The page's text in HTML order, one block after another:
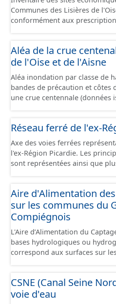
delà des prescriptions du
Communes des Lisières de
conformément aux
Aléa de la crue
de l'Oise et de l'Aisne
Aléa inondation par classe de
bandes de précaution et côtes
une crue centennale (données
Réseau ferré de l'ex-
Axe des voies ferrées
l'ex-Région Picardie. Les
sont représentées ainsi que
sont désaffectées mais sont
présentes sur le terrain.
Aire d'Alimentation
sur les communes du
Compiégnois
L'Aire d’Alimentation du
bases hydrologiques ou
correspond aux surfaces sur
correspond : - pour un
à l'eau potable en eau
CSNE (Canal Seine
voie d'eau